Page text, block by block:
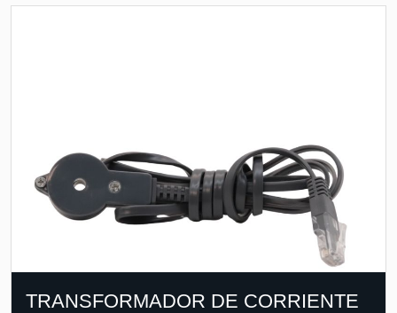
TRANSFORMADOR DE CORRIENTE